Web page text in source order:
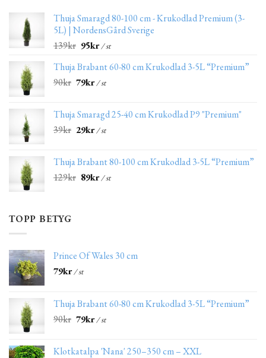
Thuja Smaragd 80-100 cm - Krukodlad Premium (3-
5L) | NordensGård Sverige
139kr 95kr/ st
Thuja Brabant 60-80 cm Krukodlad 3-5L “Premium”
90kr 79kr/ st
Thuja Smaragd 25-40 cm Krukodlad P9 "Premium"
39kr 29kr/ st
Thuja Brabant 80-100 cm Krukodlad 3-5L “Premium”
129kr 89kr/ st
TOPP BETYG
Prince Of Wales 30 cm
79kr/ st
Thuja Brabant 60-80 cm Krukodlad 3-5L “Premium”
90kr 79kr/ st
Klotkatalpa 'Nana' 250–350 cm – XXL